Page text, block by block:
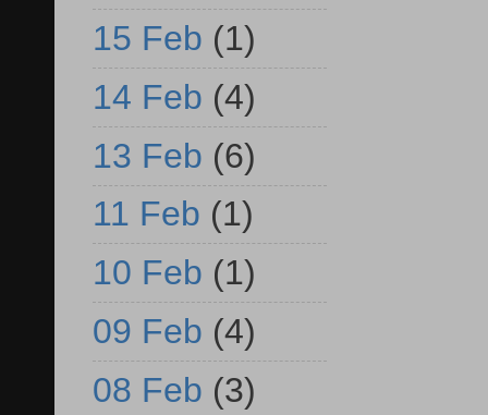
15 Feb (1)
14 Feb (4)
13 Feb (6)
11 Feb (1)
10 Feb (1)
09 Feb (4)
08 Feb (3)